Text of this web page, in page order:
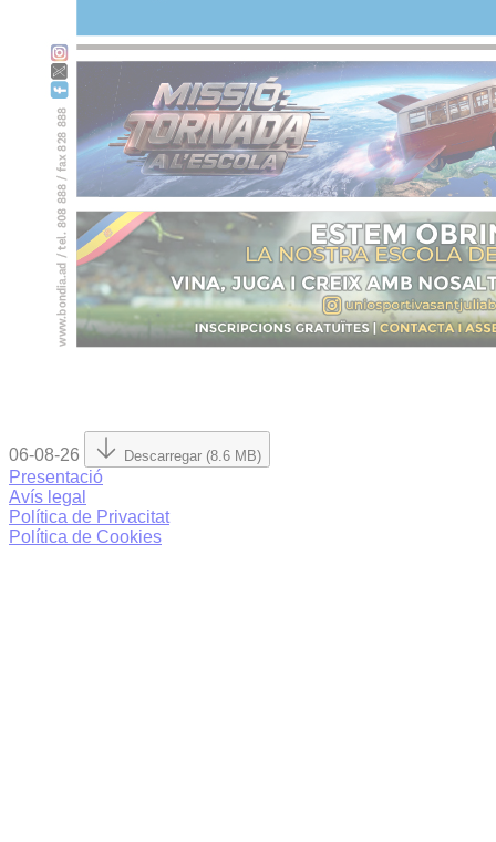
06-08-26 Descarregar (8.6 MB)
Presentació
Avís legal
Política de Privacitat
Política de Cookies